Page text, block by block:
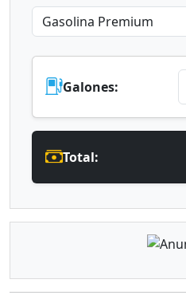
Galones:
Total: